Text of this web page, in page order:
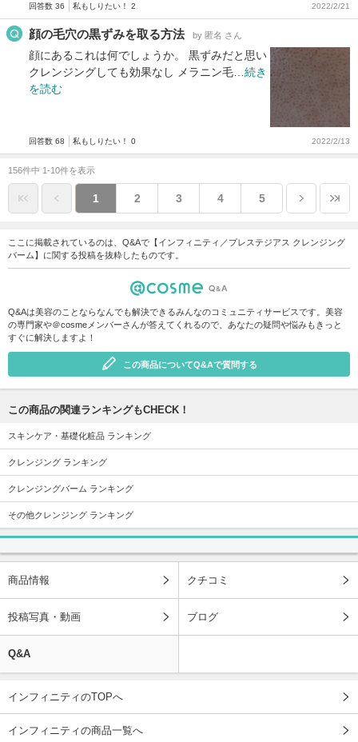
回答数 36 私もしりたい！ 2 2022/2/21
顔の毛穴の黒ずみを取る方法 by 匿名 さん
顔にあるこれは何でしょうか。 黒ずみだと思い
クレンジングしても効果なし メラニン毛… 続き
を読む
回答数 68 私もしりたい！ 0 2022/2/13
156件中 1-10件を表示
1 2 3 4 5
ここに掲載されているのは、Q&Aで【インフィニティ／プレステジアス クレンジング
バーム】に関する投稿を抜粋したものです。
Q&Aは美容のことならなんでも解決できるみんなのコミュニティサービスです。美容
の専門家や＠cosmeメンバーさんが答えてくれるので、あなたの疑問や悩みもきっと
すぐに解決しますよ！
この商品についてQ&Aで質問する
この商品の関連ランキングもCHECK！
スキンケア・基礎化粧品 ランキング
クレンジング ランキング
クレンジングバーム ランキング
その他クレンジング ランキング
商品情報 クチコミ
投稿写真・動画 ブログ
Q&A
インフィニティのTOPへ
インフィニティの商品一覧へ